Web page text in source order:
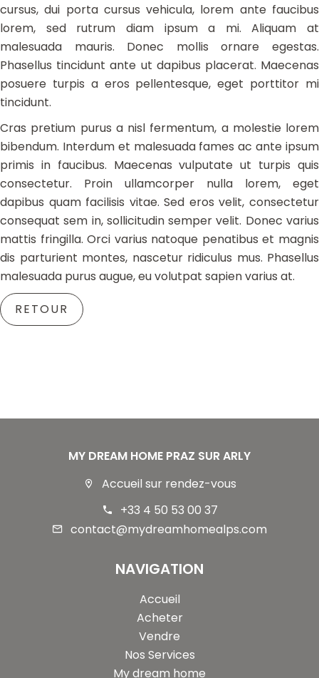
cursus, dui porta cursus vehicula, lorem ante faucibus
lorem, sed rutrum diam ipsum a mi. Aliquam at
malesuada mauris. Donec mollis ornare egestas.
Phasellus tincidunt ante ut dapibus placerat. Maecenas
posuere turpis a eros pellentesque, eget porttitor mi
tincidunt.
Cras pretium purus a nisl fermentum, a molestie lorem
bibendum. Interdum et malesuada fames ac ante ipsum
primis in faucibus. Maecenas vulputate ut turpis quis
consectetur. Proin ullamcorper nulla lorem, eget
dapibus quam facilisis vitae. Sed eros velit, consectetur
consequat sem in, sollicitudin semper velit. Donec varius
mattis fringilla. Orci varius natoque penatibus et magnis
dis parturient montes, nascetur ridiculus mus. Phasellus
malesuada purus augue, eu volutpat sapien varius at.
RETOUR
MY DREAM HOME PRAZ SUR ARLY
Accueil sur rendez-vous
+33 4 50 53 00 37
contact@mydreamhomealps.com
NAVIGATION
Accueil
Acheter
Vendre
Nos Services
My dream home